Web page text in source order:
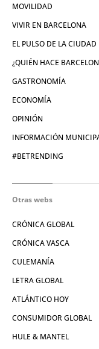
MOVILIDAD
VIVIR EN BARCELONA
EL PULSO DE LA CIUDAD
¿QUIÉN HACE
GASTRONOMÍA
ECONOMÍA
OPINIÓN
INFORMACIÓN
#BETRENDING
Otras webs
CRÓNICA GLOBAL
CRÓNICA VASCA
CULEMANÍA
LETRA GLOBAL
ATLÁNTICO HOY
CONSUMIDOR GLOBAL
HULE & MANTEL